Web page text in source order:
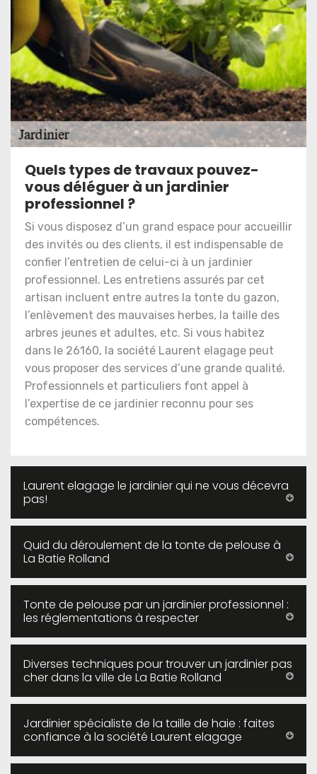
Quels types de travaux pouvez-
vous déléguer à un jardinier
professionnel ?
Si vous disposez d’un grand espace pour accueillir
des invités ou des clients, il est indispensable de
confier l’entretien de celui-ci à un jardinier
professionnel. Les entretiens assurés par cet
artisan incluent entre autres la tonte du gazon,
l’enlèvement des mauvaises herbes, la taille des
arbres jeunes et adultes, etc. Si vous habitez
dans le 26160, la société Laurent elagage peut
vous proposer des services d’une grande qualité.
Professionnels et particuliers font appel à
l’expertise de ce jardinier reconnu pour ses
compétences.
Laurent elagage le jardinier qui ne vous décevra
pas!
Quid du déroulement de la tonte de pelouse à
La Batie Rolland
Tonte de pelouse par un jardinier professionnel :
les réglementations à respecter
Diverses techniques pour trouver un jardinier pas
cher dans la ville de La Batie Rolland
Jardinier spécialiste de la taille de haie : faites
confiance à la société Laurent elagage